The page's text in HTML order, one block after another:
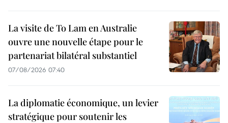
La visite de To Lam en Australie
ouvre une nouvelle étape pour le
partenariat bilatéral substantiel
07/08/2026 07:40
La diplomatie économique, un levier
stratégique pour soutenir les